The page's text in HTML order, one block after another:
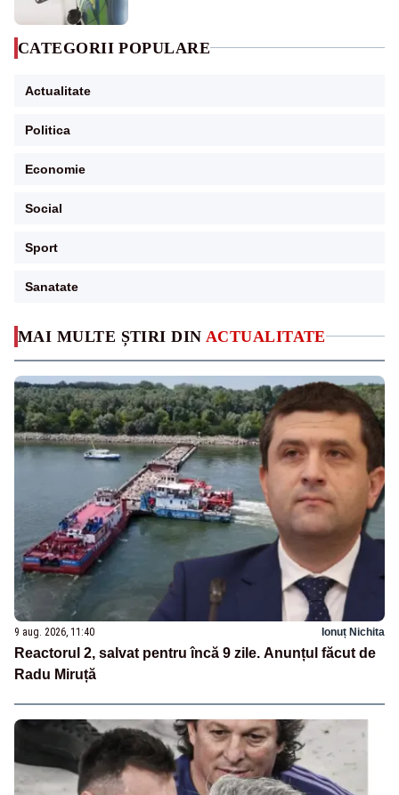
MAI MULTE ȘTIRI DIN ACTUALITATE
9 aug. 2026, 11:40 Ionuț Nichita
Reactorul 2, salvat pentru încă 9 zile. Anunțul făcut de
Radu Miruță
CATEGORII POPULARE
Actualitate
Politica
Economie
Social
Sport
Sanatate